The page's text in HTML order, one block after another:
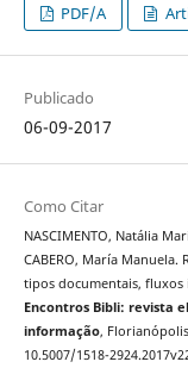
PDF/A
Publicado
06-09-2017
Como Citar
NASCIMENTO, Natália
CABERO, María
tipos documentais, fluxos
Encontros Bibli: revista
informação,
10.5007/1518-